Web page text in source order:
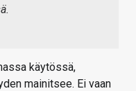
käytössä,
mainitsee. Ei vaan